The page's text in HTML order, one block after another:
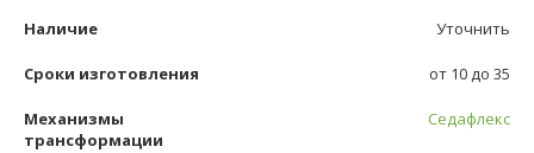
Наличие Уточнить
Сроки изготовления от 10 до 35
Механизмы
трансформации
Седафлекс